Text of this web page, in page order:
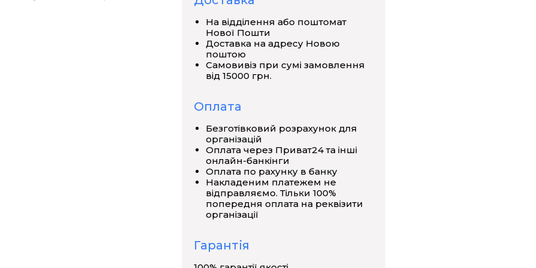
поширення звукових хвиль,
На відділення або поштомат
Нової Пошти
Доставка на адресу Новою
поштою
Самовивіз при сумі замовлення
від 15000 грн.
Оплата
Безготівковий розрахунок для
організацій
Оплата через Приват24 та інші
онлайн-банкінги
Оплата по рахунку в банку
Накладеним платежем не
відправляємо. Тільки 100%
попередня оплата на реквізити
організації
Гарантія